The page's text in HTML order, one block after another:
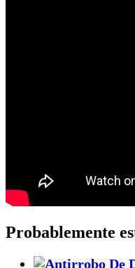
Probablemente